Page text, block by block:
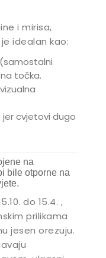
i mirisa,
je idealan kao:
točka.
jer cvjetovi dugo
na
bile otporne na
do 15.4. ,
prilikama
jesen orezuju.